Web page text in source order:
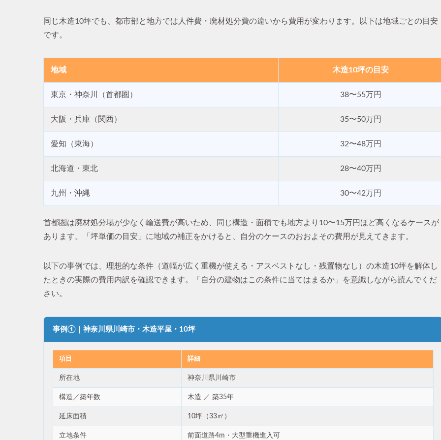
同じ木造10坪でも、都市部と地方では人件費・廃材処分費の違いから費用が変わります。以下は地域ごとの目安
です。
地域 木造10坪の目安
東京・神奈川（首都圏） 38〜55万円
大阪・兵庫（関西） 35〜50万円
愛知（東海） 32〜48万円
北海道・東北 28〜40万円
九州・沖縄 30〜42万円
首都圏は廃材処分場が少なく輸送費が高いため、同じ構造・面積でも地方より10〜15万円ほど高くなるケースが
あります。「坪単価の目安」に地域の補正をかけると、自分のケースのおおよその費用が見えてきます。
以下の事例では、理想的な条件（道幅が広く重機が使える・アスベストなし・残置物なし）の木造10坪を解体し
たときの実際の費用内訳を確認できます。「自分の建物はこの条件に当てはまるか」を意識しながら読んでくだ
さい。
事例①｜神奈川県川崎市・木造平屋・10坪
項目 詳細
所在地 神奈川県川崎市
構造／築年数 木造 ／ 築35年
延床面積 10坪（33㎡）
立地条件 前面道路4m・大型重機進入可